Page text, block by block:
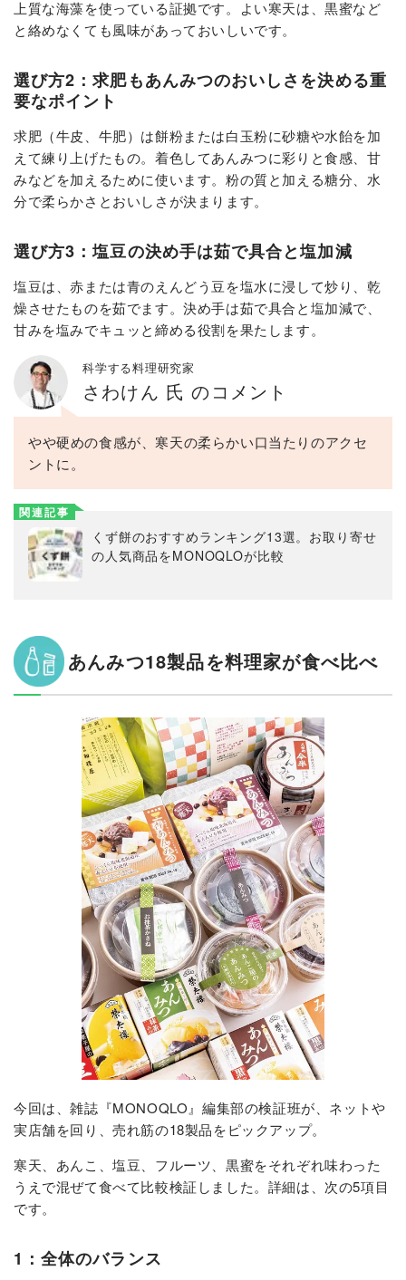
上質な海藻を使っている証拠です。よい寒天は、黒蜜など
と絡めなくても風味があっておいしいです。
選び方2：求肥もあんみつのおいしさを決める重
要なポイント
求肥（牛皮、牛肥）は餅粉または白玉粉に砂糖や水飴を加
えて練り上げたもの。着色してあんみつに彩りと食感、甘
みなどを加えるために使います。粉の質と加える糖分、水
分で柔らかさとおいしさが決まります。
選び方3：塩豆の決め手は茹で具合と塩加減
塩豆は、赤または青のえんどう豆を塩水に浸して炒り、乾
燥させたものを茹でます。決め手は茹で具合と塩加減で、
甘みを塩みでキュッと締める役割を果たします。
科学する料理研究家
さわけん 氏 のコメント
やや硬めの食感が、寒天の柔らかい口当たりのアクセ
ントに。
関連記事
くず餅のおすすめランキング13選。お取り寄せ
の人気商品をMONOQLOが比較
あんみつ18製品を料理家が食べ比べ
今回は、雑誌『MONOQLO』編集部の検証班が、ネットや
実店舗を回り、売れ筋の18製品をピックアップ。
寒天、あんこ、塩豆、フルーツ、黒蜜をそれぞれ味わった
うえで混ぜて食べて比較検証しました。詳細は、次の5項目
です。
1：全体のバランス